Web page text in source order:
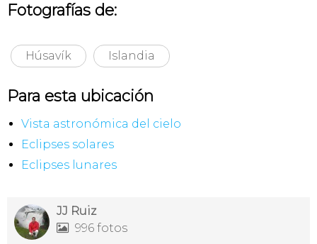
Fotografías de:
Húsavík Islandia
Para esta ubicación
Vista astronómica del cielo
Eclipses solares
Eclipses lunares
JJ Ruiz
 996 fotos